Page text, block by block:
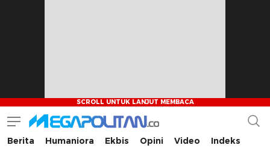
Megapolitan.co
Menyajikan berita-berita fakta bagi pembaca
Berita Humaniora Ekbis Opini Video Indeks